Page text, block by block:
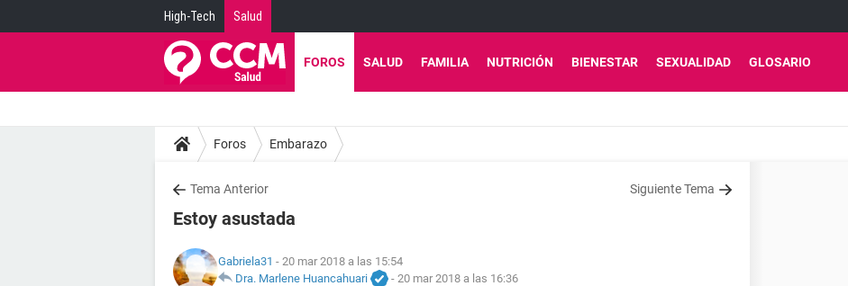
High-Tech Salud
FOROS SALUD FAMILIA NUTRICIÓN BIENESTAR SEXUALIDAD GLOSARIO
Foros Embarazo
Tema Anterior Siguiente Tema
Estoy asustada
Gabriela31 - 20 mar 2018 a las 15:54
Dra. Marlene Huancahuari
- 20 mar 2018 a las 16:36